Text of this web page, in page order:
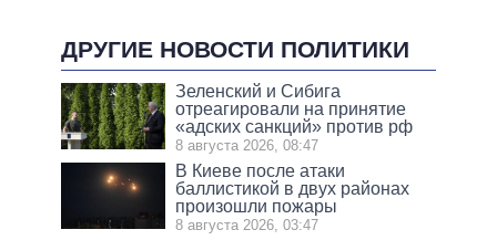
ДРУГИЕ НОВОСТИ ПОЛИТИКИ
Зеленский и Сибига
отреагировали на принятие
«адских санкций» против рф
8 августа 2026, 08:47
В Киеве после атаки
баллистикой в двух районах
произошли пожары
8 августа 2026, 03:47